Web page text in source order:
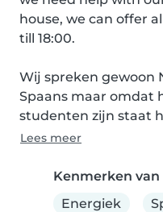
house, we can offer
till 18:00.
Wij spreken gewoon
Spaans maar omdat
studenten zijn staat
Lees meer
Kenmerken
Energiek